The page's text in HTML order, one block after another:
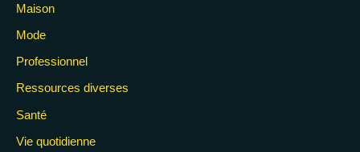
Maison
Mode
Professionnel
Ressources diverses
Santé
Vie quotidienne